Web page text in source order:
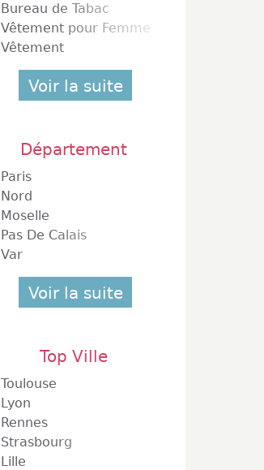
Bureau de Tabac
Vêtement pour Femme
Vêtement
Voir la suite
Département
Paris
Nord
Moselle
Pas De Calais
Var
Voir la suite
Top Ville
Toulouse
Lyon
Rennes
Strasbourg
Lille